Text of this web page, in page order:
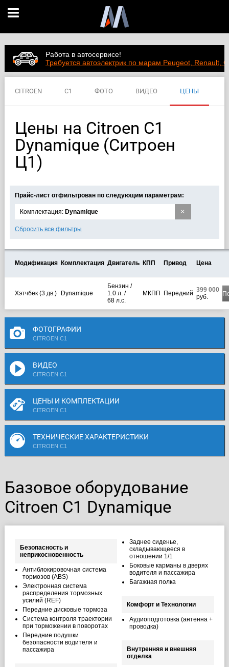
Работа в автосервисе!
Требуется автоэлектрик по марам Peugeot, Renault,
CITROEN C1 ФОТО ВИДЕО ЦЕНЫ
Цены на Citroen C1
Dynamique (Ситроен
Ц1)
Прайс-лист отфильтрован по следующим параметрам:
×
Комплектация: Dynamique
Сбросить все фильтры
Модификация Комплектация Двигатель КПП Привод Цена
Хэтчбек (3 дв.) Dynamique
Бензин /
1.0 л. /
68 л.с.
МКПП Передний 399 000
руб.
ФОТОГРАФИИ
CITROEN C1
ВИДЕО
CITROEN C1
ЦЕНЫ И КОМПЛЕКТАЦИИ
CITROEN C1
ТЕХНИЧЕСКИЕ ХАРАКТЕРИСТИКИ
CITROEN C1
Базовое оборудование
Citroen C1 Dynamique
Безопасность и
неприкосновенность
Антиблокировочная система
тормозов (ABS)
Электронная система
распределения тормозных
усилий (REF)
Передние дисковые тормоза
Система контроля траектории
при торможении в поворотах
Передние подушки
безопасности водителя и
пассажира
Заднее сиденье,
складывающееся в
отношении 1/1
Боковые карманы в дверях
водителя и пассажира
Багажная полка
Комфорт и Технологии
Аудиоподготовка (антенна +
проводка)
Внутренняя и внешняя
отделка